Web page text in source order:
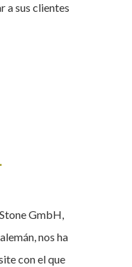
a sus clientes
GmbH,
nos ha
con el que